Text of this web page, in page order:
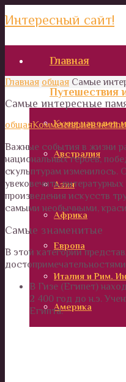
Интересный сайт!
Главная
Путешествия
Кухня народов
Австралия
Азия
Африка
Европа
Италия и Рим.
Америка
Главная общая Самые
Самые интересные
общаяКомментариев нет
Важные события в жизни
национальных героев,
скульптурам изменилось.
увековечить
произведения искусств
самыми необычными,
Самые знаменитые
В этой категории
В Гизе (Египет)
2 400 год до н.э.
Египта.